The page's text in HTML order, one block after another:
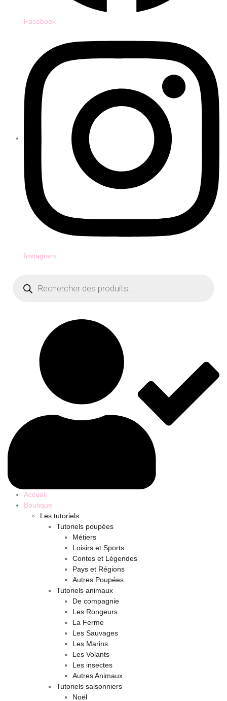
Facebook
Instagram
produits
Accueil
Boutique
Les tutoriels
Tutoriels poupées
Métiers
Loisirs et Sports
Contes et Légendes
Pays et Régions
Autres Poupées
Tutoriels animaux
De compagnie
Les Rongeurs
La Ferme
Les Sauvages
Les Marins
Les Volants
Les insectes
Autres Animaux
Tutoriels saisonniers
Noël